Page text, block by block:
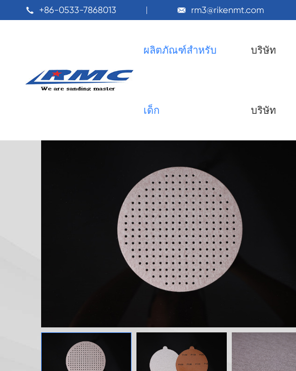
 +86-0533-7868013  rm3@rikenmt.com
ผลิตภัณฑ์สำหรับ
เด็ก
บริษัท
บริษัท
บ้านในบ้าน ผลิตภัณฑ์สำหรับเด็ก